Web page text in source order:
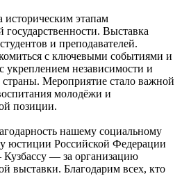
этапам
Выставка
и преподавателей.
с ключевыми событиями и
укреплением независимости и
страны. Мероприятие стало важной
молодёжи и
позиции.
нашему социальному
юстиции Российской Федерации
Кузбассу — за организацию
выставки. Благодарим всех, кто